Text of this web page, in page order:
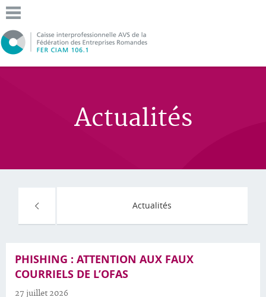
Actualités
Actualités
PHISHING : ATTENTION AUX FAUX
COURRIELS DE L’OFAS
27 juillet 2026